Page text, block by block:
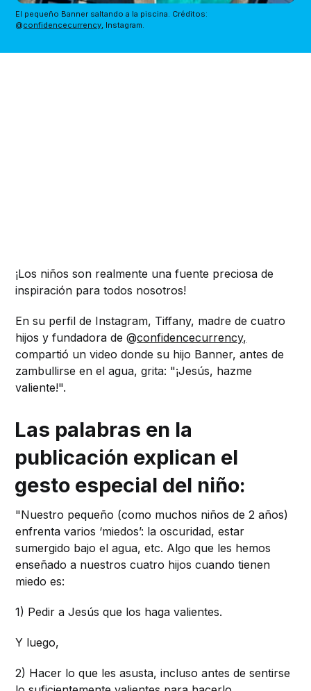
El pequeño Banner saltando a la piscina. Créditos:
@confidencecurrency, Instagram.
¡Los niños son realmente una fuente preciosa de
inspiración para todos nosotros!
En su perfil de Instagram, Tiffany, madre de cuatro
hijos y fundadora de @confidencecurrency,
compartió un video donde su hijo Banner, antes de
zambullirse en el agua, grita: "¡Jesús, hazme
valiente!".
Las palabras en la
publicación explican el
gesto especial del niño:
"Nuestro pequeño (como muchos niños de 2 años)
enfrenta varios ‘miedos’: la oscuridad, estar
sumergido bajo el agua, etc. Algo que les hemos
enseñado a nuestros cuatro hijos cuando tienen
miedo es:
1) Pedir a Jesús que los haga valientes.
Y luego,
2) Hacer lo que les asusta, incluso antes de sentirse